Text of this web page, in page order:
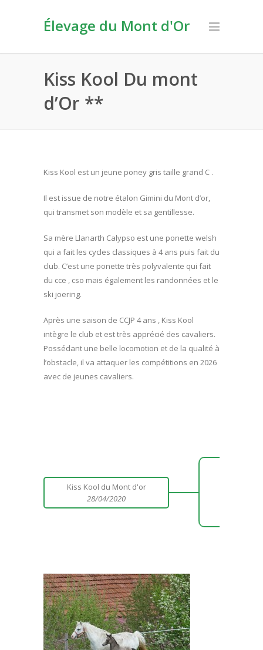
Élevage du Mont d'Or
Kiss Kool Du mont
d’Or **
Kiss Kool est un jeune poney gris taille grand C .
Il est issue de notre étalon Gimini du Mont d’or,
qui transmet son modèle et sa gentillesse.
Sa mère Llanarth Calypso est une ponette welsh
qui a fait les cycles classiques à 4 ans puis fait du
club. C’est une ponette très polyvalente qui fait
du cce , cso mais également les randonnées et le
ski joering.
Après une saison de CCJP 4 ans , Kiss Kool
intègre le club et est très apprécié des cavaliers.
Possédant une belle locomotion et de la qualité à
l’obstacle, il va attaquer les compétitions en 2026
avec de jeunes cavaliers.
Kiss Kool du Mont d'or
28/04/2020